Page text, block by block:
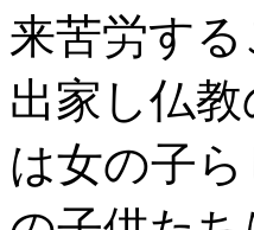
来苦労す
出家し仏
は女の子